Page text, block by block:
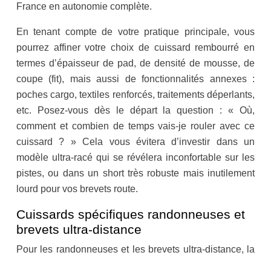
France en autonomie complète.
En tenant compte de votre pratique principale, vous
pourrez affiner votre choix de cuissard rembourré en
termes d’épaisseur de pad, de densité de mousse, de
coupe (fit), mais aussi de fonctionnalités annexes :
poches cargo, textiles renforcés, traitements déperlants,
etc. Posez-vous dès le départ la question : « Où,
comment et combien de temps vais-je rouler avec ce
cuissard ? » Cela vous évitera d’investir dans un
modèle ultra-racé qui se révélera inconfortable sur les
pistes, ou dans un short très robuste mais inutilement
lourd pour vos brevets route.
Cuissards spécifiques randonneuses et
brevets ultra-distance
Pour les randonneuses et les brevets ultra-distance, la